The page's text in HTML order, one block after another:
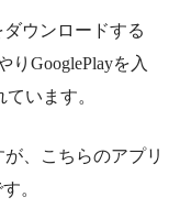
ダウンロードする
りGooglePlayを入
います。
、こちらのアプリ
。